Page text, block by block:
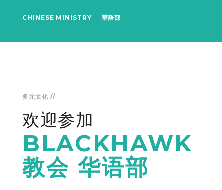
CHINESE MINISTRY 華語部
多元文化 //
欢迎参加
BLACKHAWK
教会 华语部